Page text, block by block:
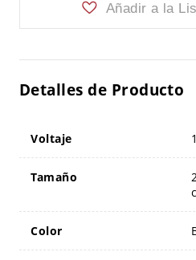
Añadir a la
Detalles de Producto
Voltaje
Tamaño
Color